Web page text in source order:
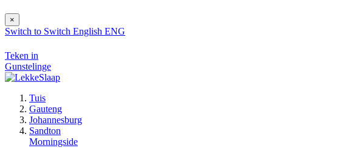
×
Switch to Switch English ENG
Teken in
Gunstelinge
Tuis
Gauteng
Johannesburg
Sandton
Morningside